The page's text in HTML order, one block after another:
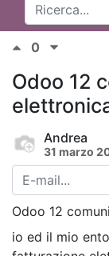
0
Odoo 12
Andrea
31 marzo
Odoo 12
io ed il mio